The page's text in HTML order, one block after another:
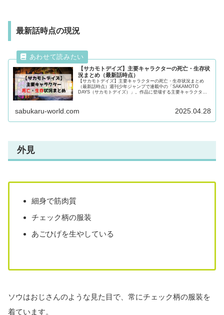
最新話時点の現況
【サカモトデイズ】主要キャラクターの死亡・生存状
況まとめ（最新話時点）
【サカモトデイズ】主要キャラクターの死亡・生存状況まとめ
（最新話時点）週刊少年ジャンプで連載中の「SAKAMOTO
DAYS（サカモトデイズ）」。作品に登場する主要キャラクター
sabukaru-world.com 2025.04.28
外見
細身で筋肉質
チェック柄の服装
あごひげを生やしている
ソウはおじさんのような見た目で、常にチェック柄の服装を
着ています。